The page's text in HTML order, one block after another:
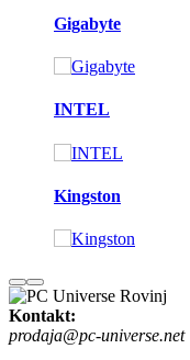
Gigabyte
INTEL
Kingston
Kontakt:
prodaja@pc-universe.net